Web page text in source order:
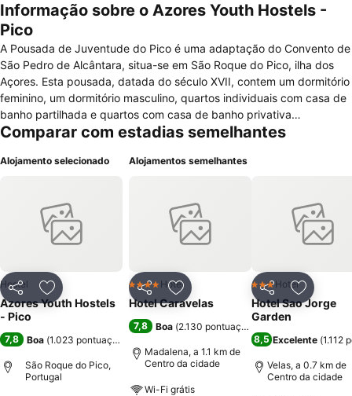
Informação sobre o Azores Youth Hostels -
Pico
A Pousada de Juventude do Pico é uma adaptação do Convento de
São Pedro de Alcântara, situa-se em São Roque do Pico, ilha dos
Açores. Esta pousada, datada do século XVII, contem um dormitório
feminino, um dormitório masculino, quartos individuais com casa de
banho partilhada e quartos com casa de banho privativa
perfazendo um total de 46 camas. De salientar que esta pousada
características da pousada de Juventude prendem-se com o
parque de estacionamento gratuito. De acrescentar a recepção 24
horas por dia. A Lagoa do Capitão e a Lagoa do Caiado merecem
uma visita. O pequeno-almoço é servido todos os dias pela manhã
Comparar com estadias semelhantes
Alojamento selecionado
PartilharAdicionar aos favoritos
Hostel
Azores Youth Hostels
- Pico
7,8 Boa (1.023 pontuações
São Roque do Pico,
Portugal
Alojamentos semelhantes
PartilharAdicionar aos favoritos
4 EstrelasHotel
Hotel Caravelas
7,8 Boa (2.130 pontuações
Madalena, a 1.1 km de
Centro da cidade
Wi-Fi grátis
Partilhar
3 Estrelas
Hotel
Hotel Sao Jorge
Garden
8,5 Excelente (1.112
Velas, a 0.7 km de
Centro da cidade